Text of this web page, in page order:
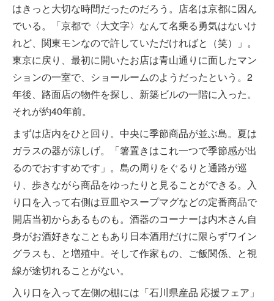
はきっと大切な時間だったのだろう。店名は京都に因ん
でいる。「京都で〈大文字〉なんて名乗る勇気はないけ
れど、関東モンなので許していただければと（笑）」。
東京に戻り、最初に開いたお店は青山通りに面したマン
ションの一室で、ショールームのようだったという。2
年後、路面店の物件を探し、新築ビルの一階に入った。
それが約40年前。
まずは店内をひと回り。中央に季節商品が並ぶ島。夏は
ガラスの器が涼しげ。「箸置きはこれ一つで季節感が出
るのでおすすめです」。島の周りをぐるりと通路が巡
り、歩きながら商品をゆったりと見ることができる。入
り口を入って右側は豆皿やスープマグなどの定番商品で
開店当初からあるものも。酒器のコーナーは内木さん自
身がお酒好きなこともあり日本酒用だけに限らずワイン
グラスも、と増殖中。そして作家もの、ご飯関係、と視
線が途切れることがない。
入り口を入って左側の棚には「石川県産品 応援フェア」